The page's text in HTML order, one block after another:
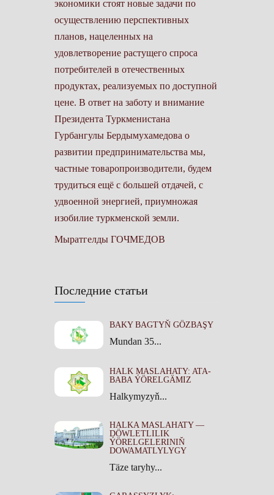
Последние статьи
BAKY BAGTYŇ GÖZBAŞY
Mundan 35...
HALK MASLAHATY: ATA-
BABA ÝÖRELGÄMIZ
Halkymyzyň...
HALKA MASLAHATY —
DÖWLETLILIK
ÝÖRELGELERINIŇ
DOWAMATLYLYGY
Täze taryhy...
экономики стоят новые задачи по
осуществлению перспективных
планов, нацеленных на
удовлетворение растущего спроса
потребителей в отечественных
продуктах, реализуемых по доступной
цене. В ответ на заботу и внимание
Президента Туркменистана
Гурбангулы Бердымухамедова о
развитии предпринимательства мы,
частные товаропроизводители, будем
трудиться ещё с большей отдачей, с
удвоенной энергией, приумножая
изобилие туркменской земли.
Мыратгелды ГОЧМЕДОВ